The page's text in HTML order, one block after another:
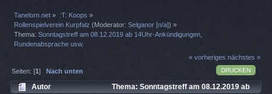
Tanelorn.net » :T: Koops »
Rollenspielverein Kurpfalz (Moderator:Selganor [n/a]) »
Thema:Sonntagstreff am 08.12.2019 ab 14Uhr-Ankündigungen,
Rundenabsprache usw.
« vorheriges nächstes »
DRUCKEN
Seiten: [1]Nach unten
Autor
Thema: Sonntagstreff am 08.12.2019 ab